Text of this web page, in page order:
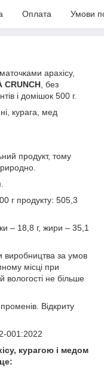
Оплата Умови
арахісу,
CRUNCH , без
і домішок 500 г.
курага, мед
продукт, тому
г продукту: 505,3
– 18,8 г, жири – 35,1
виробництва за умов
місці при
вологості не більше
Відкриту
001:2022
курагою і медом